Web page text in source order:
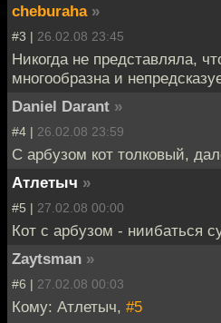
cheburaha »
#3 | 26.02.08 23:45
Никогда не представляла,
многообразна и
Daniel Darant »
#4 | 26.02.08 23:59
C арбузом кот толковый,
Атлетыч »
#5 | 27.02.08 00:00
Кот с арбузом - ниибаться
Zaytsman »
#6 | 27.02.08 00:03
Кому: Атлетыч, #5